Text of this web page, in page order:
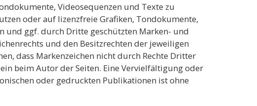
Videosequenzen und Texte zu
oder auf lizenzfreie Grafiken, Tondokumente,
und ggf. durch Dritte geschützten Marken- und
und den Besitzrechten der jeweiligen
dass Markenzeichen nicht durch Rechte Dritter
beim Autor der Seiten. Eine Vervielfältigung oder
oder gedruckten Publikationen ist ohne